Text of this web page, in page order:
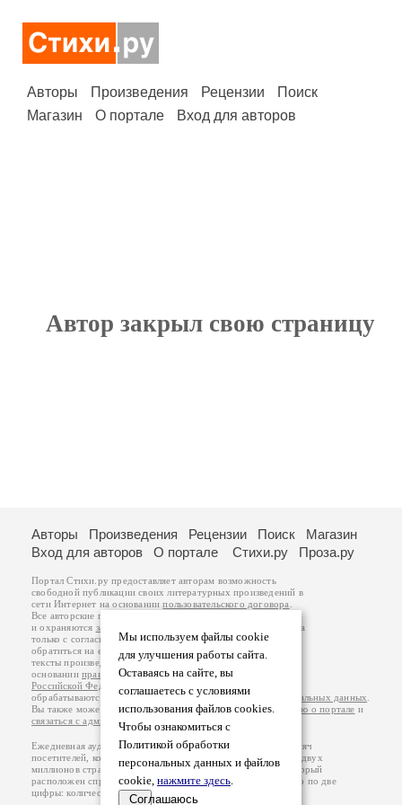
Авторы Произведения Рецензии
Поиск
Магазин
О портале Вход для авторов
Автор закрыл свою страницу
Мы используем файлы cookie
для улучшения работы сайта.
Оставаясь на сайте, вы
соглашаетесь с условиями
использования файлов cookies.
Чтобы ознакомиться с
Политикой обработки
персональных данных и файлов
cookie, нажмите здесь.
Соглашаюсь
Авторы Произведения Рецензии Поиск
Магазин
Вход для авторов
О портале Стихи.ру Проза.ру
Портал Стихи.ру предоставляет авторам возможность
свободной публикации своих литературных произведений в
сети Интернет на основаниипользовательского договора
Все авторские права на произведения принадлежат авторам
и охраняются законом
. Перепечатка произведений возможна
только с согласия его автора, к которому вы можете
обратиться на его авторской странице. Ответственность за
тексты произведений авторы несут самостоятельно на
основанииправил публикацииизаконодательства
Российской Федерации
обрабатываются на основанииПолитики обработки персональных данных
Вы также можете посмотреть более подробнуюинформацию о портале и
связаться с администрацией
Ежедневная аудитория портала Стихи.ру – порядка 200 тысяч
посетителей, которые в общей сумме просматривают более двух
миллионов страниц по данным счетчика посещаемости, который
расположен справа от этого текста. В каждой графе указано по две
цифры: количество просмотров и количество посетителей.